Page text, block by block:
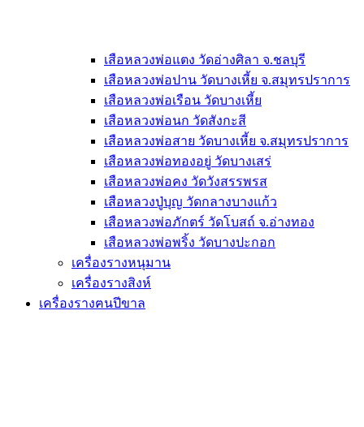
เสือหลวงพ่อแตง วัดอ่างศิลา จ.ชลบุรี
เสือหลวงพ่อปาน วัดบางเหี้ย จ.สมุทรปราการ
เสือหลวงพ่อเรือน วัดบางเหี้ย
เสือหลวงพ่อนก วัดสังกะสี
เสือหลวงพ่อสาย วัดบางเหี้ย จ.สมุทรปราการ
เสือหลวงพ่อทองอยู่ วัดบางเสร่
เสือหลวงพ่อคง วัดวังสรรพรส
เสือหลวงปู่บุญ วัดกลางบางแก้ว
เสือหลวงพ่อภักตร์ วัดโบสถ์ จ.อ่างทอง
เสือหลวงพ่อพริ้ง วัดบางปะกอก
เครื่องรางหนุมาน
เครื่องรางสิงห์
เครื่องรางฅนปีขาล